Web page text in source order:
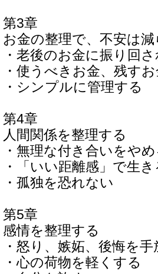
第3章
お金の整理で、不安は減
・老後のお金に振り回
・使うべきお金、残す
・シンプルに管理する
第4章
人間関係を整理する
・無理な付き合いをやめ
・「いい距離感」で生き
・孤独を恐れない
第5章
感情を整理する
・怒り、嫉妬、後悔を手
・心の荷物を軽くする